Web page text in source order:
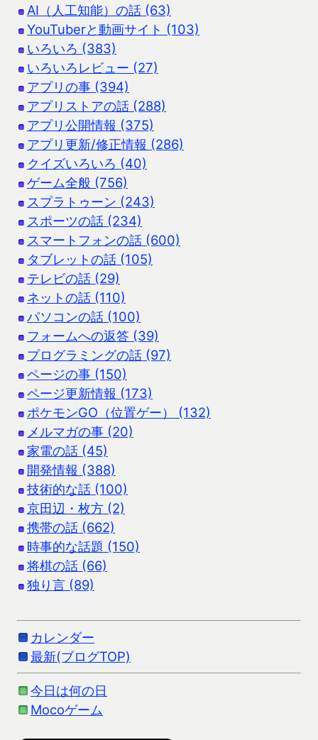
AI（人工知能）の話 (63)
YouTuberと動画サイト (103)
いろいろ (383)
いろいろレビュー (27)
アプリの事 (394)
アプリストアの話 (288)
アプリ公開情報 (375)
アプリ更新/修正情報 (286)
クイズいろいろ (40)
ゲーム全般 (756)
スプラトゥーン (243)
スポーツの話 (234)
スマートフォンの話 (600)
タブレットの話 (105)
テレビの話 (29)
ネットの話 (110)
パソコンの話 (100)
フォームへの返答 (39)
プログラミングの話 (97)
ページの事 (150)
ページ更新情報 (173)
ポケモンGO（位置ゲー） (132)
メルマガの事 (20)
家電の話 (45)
開発情報 (388)
技術的な話 (100)
京田辺・枚方 (2)
携帯の話 (662)
時事的な話題 (150)
将棋の話 (66)
独り言 (89)
カレンダー
最新(ブログTOP)
今日は何の日
Mocoゲーム